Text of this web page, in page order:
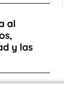
al
y las